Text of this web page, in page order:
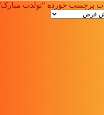
برچسب خورده “تولدت